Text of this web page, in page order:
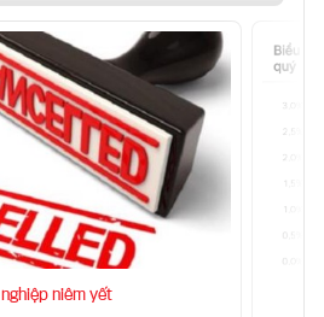
nghiệp niêm yết